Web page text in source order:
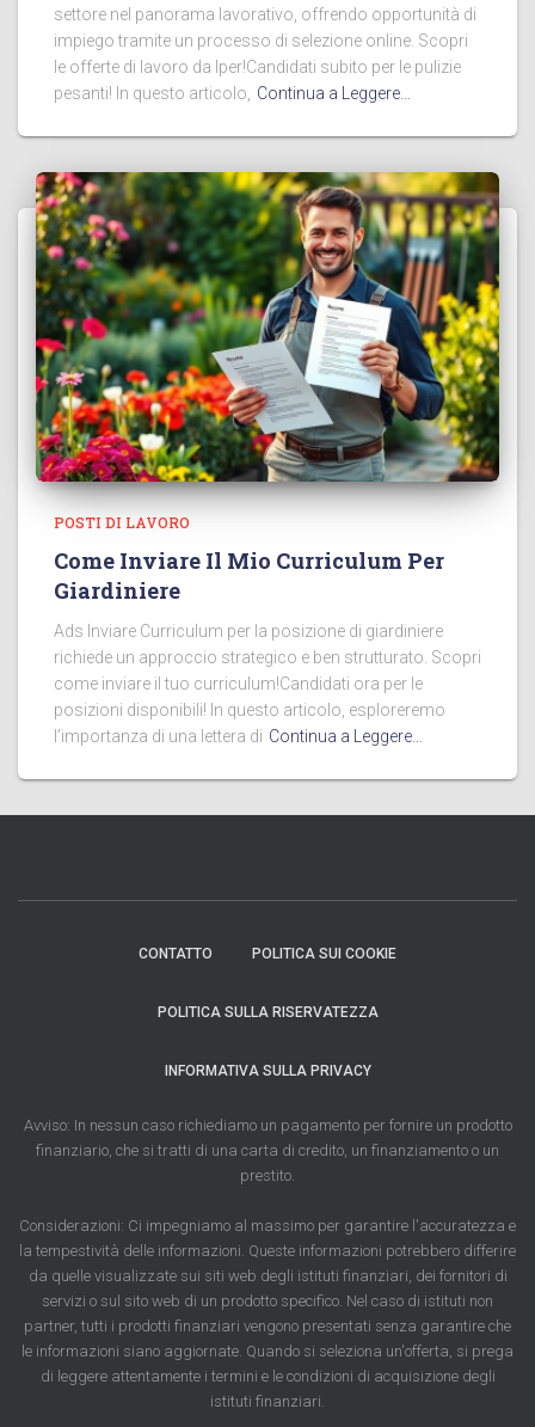
settore nel panorama lavorativo, offrendo opportunità di
impiego tramite un processo di selezione online. Scopri
le offerte di lavoro da Iper!Candidati subito per le pulizie
pesanti! In questo articolo, Continua a Leggere…
POSTI DI LAVORO
Come Inviare Il Mio Curriculum Per
Giardiniere
Ads Inviare Curriculum per la posizione di giardiniere
richiede un approccio strategico e ben strutturato. Scopri
come inviare il tuo curriculum!Candidati ora per le
posizioni disponibili! In questo articolo, esploreremo
l’importanza di una lettera di Continua a Leggere…
CONTATTO POLITICA SUI COOKIE
POLITICA SULLA RISERVATEZZA
INFORMATIVA SULLA PRIVACY
Avviso: In nessun caso richiediamo un pagamento per fornire un prodotto
finanziario, che si tratti di una carta di credito, un finanziamento o un
prestito.
Considerazioni: Ci impegniamo al massimo per garantire l'accuratezza e
la tempestività delle informazioni. Queste informazioni potrebbero differire
da quelle visualizzate sui siti web degli istituti finanziari, dei fornitori di
servizi o sul sito web di un prodotto specifico. Nel caso di istituti non
partner, tutti i prodotti finanziari vengono presentati senza garantire che
le informazioni siano aggiornate. Quando si seleziona un'offerta, si prega
di leggere attentamente i termini e le condizioni di acquisizione degli
istituti finanziari.